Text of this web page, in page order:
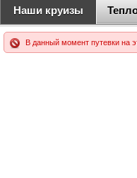
Наши круизы
В данный момент путевки на